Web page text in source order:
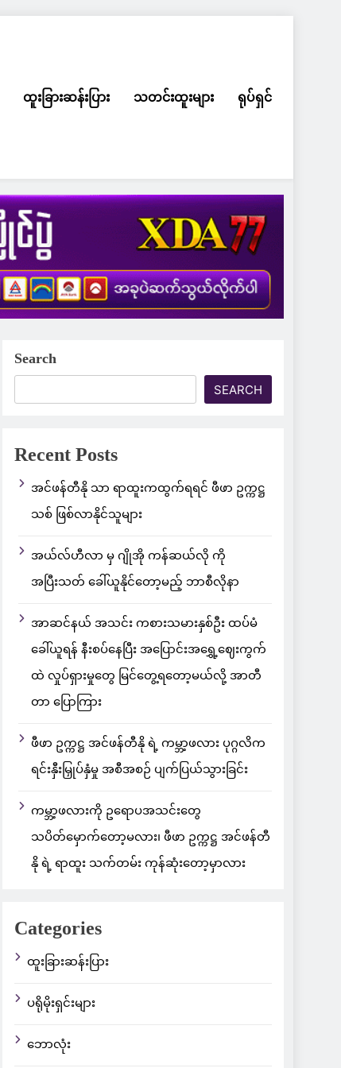
ထူးခြားဆန်းပြား သတင်းထူးများ ရုပ်ရှင်
Search
SEARCH
Recent Posts
အင်ဖန်တီနို သာ ရာထူးကထွက်ရရင် ဖီဖာ ဥက္ကဋ္ဌ
သစ် ဖြစ်လာနိုင်သူများ
အယ်လ်ဟီလာ မှ ဂျိုအို ကန်ဆယ်လို ကို
အပြီးသတ် ခေါ်ယူနိုင်တော့မည့် ဘာစီလိုနာ
အာဆင်နယ် အသင်း ကစားသမားနှစ်ဦး ထပ်မံ
ခေါ်ယူရန် နီးစပ်နေပြီး အပြောင်းအရွှေ့ဈေးကွက်
ထဲ လှုပ်ရှားမှုတွေ မြင်တွေ့ရတော့မယ်လို့ အာတီ
တာ ပြောကြား
ဖီဖာ ဥက္ကဋ္ဌ အင်ဖန်တီနို ရဲ့ ကမ္ဘာ့ဖလား ပုဂ္ဂလိက
ရင်းနှီးမြှုပ်နှံမှု အစီအစဉ် ပျက်ပြယ်သွားခြင်း
ကမ္ဘာ့ဖလားကို ဥရောပအသင်းတွေ
သပိတ်မှောက်တော့မလား၊ ဖီဖာ ဥက္ကဋ္ဌ အင်ဖန်တီ
နို ရဲ့ ရာထူး သက်တမ်း ကုန်ဆုံးတော့မှာလား
Categories
ထူးခြားဆန်းပြား
ပရိုမိုးရှင်းများ
ဘောလုံး